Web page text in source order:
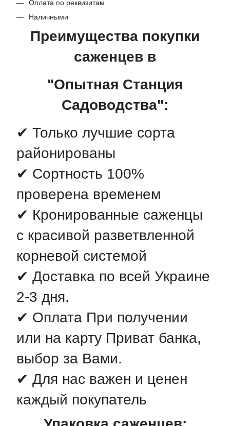
Оплата по реквизитам
Наличными
Преимущества покупки
саженцев в
"Опытная Станция
Садоводства":
✔ Только лучшие сорта
районированы
✔ Сортность 100%
проверена временем
✔ Кронированные саженцы
с красивой разветвленной
корневой системой
✔ Доставка по всей Украине
2-3 дня.
✔ Оплата При получении
или на карту Приват банка,
выбор за Вами.
✔ Для нас важен и ценен
каждый покупатель